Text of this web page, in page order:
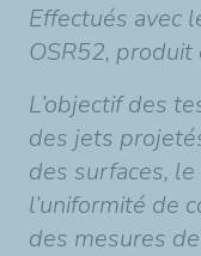
Effectués avec
OSR52,
L’objectif des
des jets
des surfaces,
l’uniformité de
des mesures